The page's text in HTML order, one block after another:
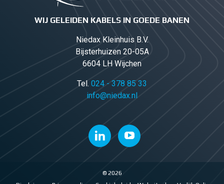
WIJ GELEIDEN KABELS IN GOEDE BANEN
Niedax Kleinhuis B.V.
Bijsterhuizen 20-05A
6604 LH Wijchen
Tel. 024 - 378 85 33
info@niedax.nl
© 2026